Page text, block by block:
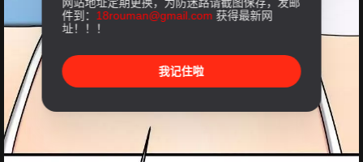
件到： 18rouman@gmail.com 获得最新网
址！！！
我记住啦